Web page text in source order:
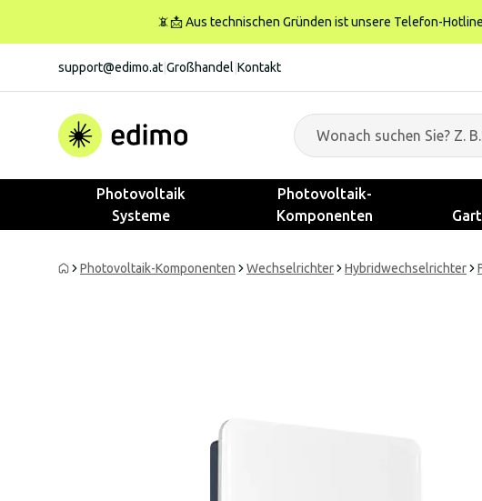
📵📩 Aus technischen Gründen ist unsere Telefon-
support@edimo.at Großhandel Kontakt
Photovoltaik
Systeme
Photovoltaik-
Komponenten
Photovoltaik-Komponenten Wechselrichter Hybridwechselrichter